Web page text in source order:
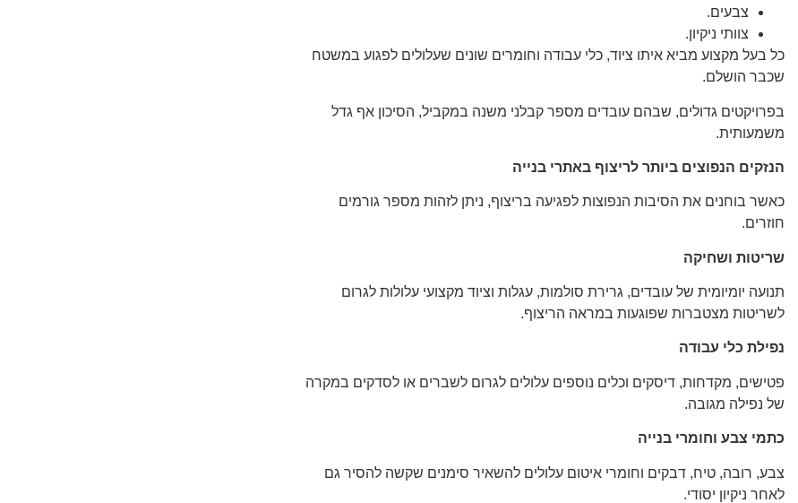
צבעים.
צוותי ניקיון.
כל בעל מקצוע מביא איתו ציוד, כלי עבודה וחומרים שונים שעלולים לפגוע במשטח
שכבר הושלם.
בפרויקטים גדולים, שבהם עובדים מספר קבלני משנה במקביל, הסיכון אף גדל
משמעותית.
הנזקים הנפוצים ביותר לריצוף באתרי בנייה
כאשר בוחנים את הסיבות הנפוצות לפגיעה בריצוף, ניתן לזהות מספר גורמים
חוזרים.
שריטות ושחיקה
תנועה יומיומית של עובדים, גרירת סולמות, עגלות וציוד מקצועי עלולות לגרום
לשריטות מצטברות שפוגעות במראה הריצוף.
נפילת כלי עבודה
פטישים, מקדחות, דיסקים וכלים נוספים עלולים לגרום לשברים או לסדקים במקרה
של נפילה מגובה.
כתמי צבע וחומרי בנייה
צבע, רובה, טיח, דבקים וחומרי איטום עלולים להשאיר סימנים שקשה להסיר גם
לאחר ניקיון יסודי.